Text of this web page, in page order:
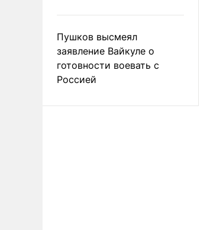
Пушков высмеял
заявление Вайкуле о
готовности воевать с
Россией